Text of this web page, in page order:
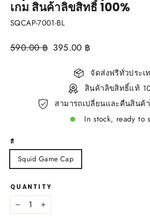
เกม สินค้าลิขสิทธิ์ 100%
SQCAP-7001-BL
Regular
590.00 ฿ Sale
395.00 ฿
จัดส่งฟรีทั่วประเ
สินค้าลิขสิทธิ์แท้
สามารถเปลี่ยนและคืนสินค้
In stock, ready to
สี
Squid Game Cap
QUANTITY
− +